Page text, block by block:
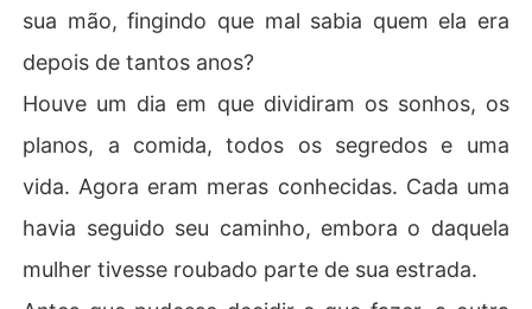
sua mão, fingindo que mal sabia quem ela era
depois de tantos anos?
Houve um dia em que dividiram os sonhos, os
planos, a comida, todos os segredos e uma
vida. Agora eram meras conhecidas. Cada uma
havia seguido seu caminho, embora o daquela
mulher tivesse roubado parte de sua estrada.